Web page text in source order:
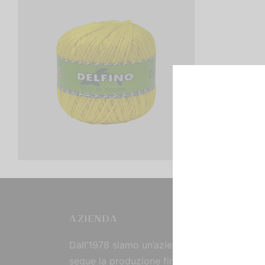
Cotone Delfino Cablè 2
AZIENDA
Dall’1978 siamo un’azienda strutturata che
segue la produzione fin dall’origine, curando